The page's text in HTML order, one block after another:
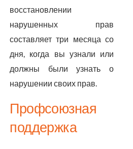
восстановлении
нарушенных прав
составляет три месяца со
дня, когда вы узнали или
должны были узнать о
нарушении своих прав.
Профсоюзная
поддержка